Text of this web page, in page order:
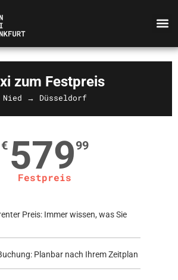
zum Festpreis
Nied → Düsseldorf
€ 57999
Festpreis
Preis: Immer wissen, was Sie
Planbar nach Ihrem Zeitplan